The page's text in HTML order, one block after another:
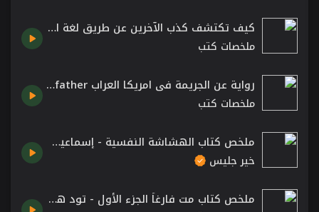
كيف تكتشف كذب الآخرين عن طريق لغة الجسد Body language
ملخصات كتب
رواية عن الجريمة في امريكا العراب The Godfather للمؤلف ماريو بوزو
ملخصات كتب
ملخص كتاب الهشاشة النفسية - إسماعيل عرفة
خير جليس
ملخص كتاب مت فارغاً الجزء الأول - تود هنري